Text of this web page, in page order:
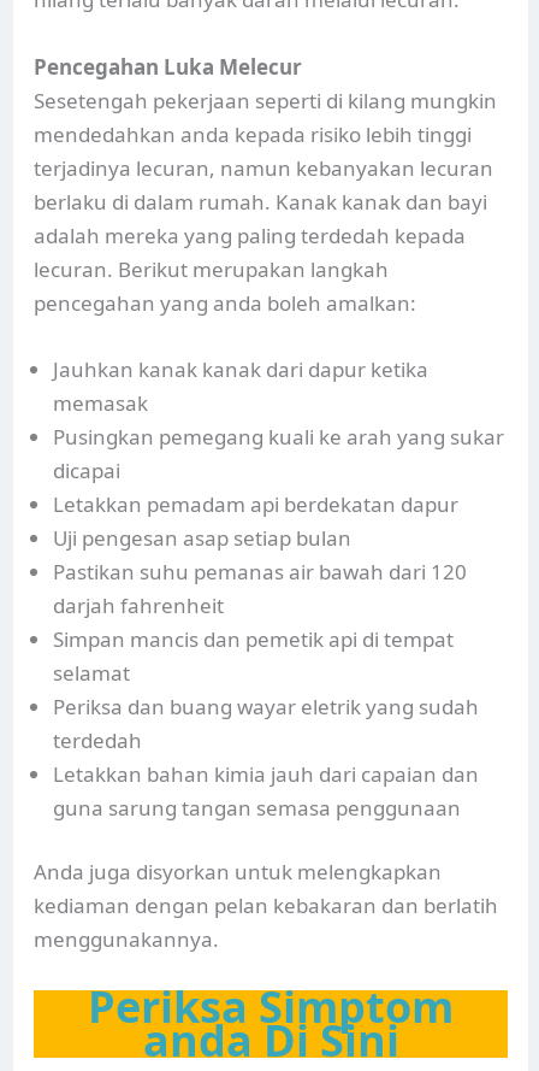
Pencegahan Luka Melecur
Sesetengah pekerjaan seperti di kilang mungkin
mendedahkan anda kepada risiko lebih tinggi
terjadinya lecuran, namun kebanyakan lecuran
berlaku di dalam rumah. Kanak kanak dan bayi
adalah mereka yang paling terdedah kepada
lecuran. Berikut merupakan langkah
pencegahan yang anda boleh amalkan:
Jauhkan kanak kanak dari dapur ketika
memasak
Pusingkan pemegang kuali ke arah yang sukar
dicapai
Letakkan pemadam api berdekatan dapur
Uji pengesan asap setiap bulan
Pastikan suhu pemanas air bawah dari 120
darjah fahrenheit
Simpan mancis dan pemetik api di tempat
selamat
Periksa dan buang wayar eletrik yang sudah
terdedah
Letakkan bahan kimia jauh dari capaian dan
guna sarung tangan semasa penggunaan
Anda juga disyorkan untuk melengkapkan
kediaman dengan pelan kebakaran dan berlatih
menggunakannya.
Periksa Simptom
anda Di Sini